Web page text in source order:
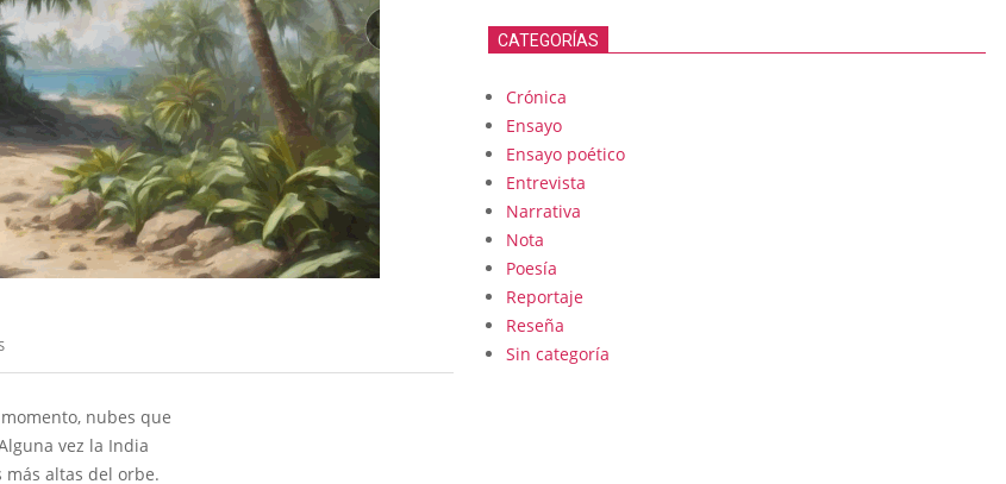
nubes que
vez la India
altas del orbe.
CATEGORÍAS
Crónica
Ensayo
Ensayo poético
Entrevista
Narrativa
Nota
Poesía
Reportaje
Reseña
Sin categoría